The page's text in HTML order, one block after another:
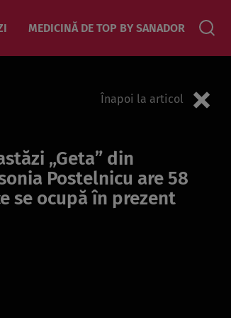
MEDICINĂ DE TOP BY SANADOR
Înapoi la articol
„Geta” din
Postelnicu are 58
se ocupă în prezent